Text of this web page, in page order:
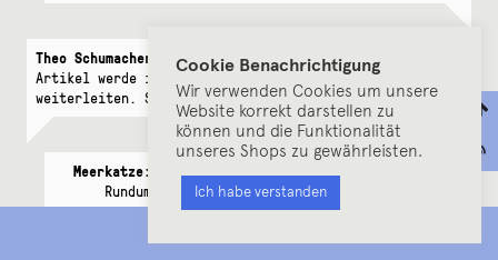
Theo Schumacher:
Das sind sehr hilfreiche Infos! Den
Artikel werde ich auf jeden Fall an meine Freundin
weiterleiten. Sie wird das sicherlich…
Meerkatze:
...ohne Helm habe ich auch eine bessere
Rundumsicht als mit :) Aber das Video ist doch
gefakt oder? Die letzte…
Cookie Benachrichtigung
Wir verwenden Cookies um unsere
Website korrekt darstellen zu
können und die Funktionalität
unseres Shops zu gewährleisten.
Ich habe verstanden